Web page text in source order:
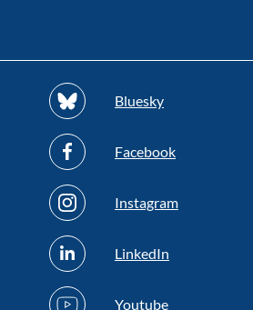
Bluesky
Facebook
Instagram
LinkedIn
Youtube